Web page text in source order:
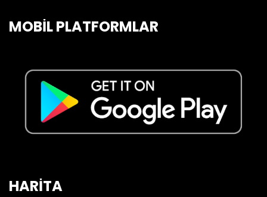
MOBİL PLATFORMLAR
HARİTA